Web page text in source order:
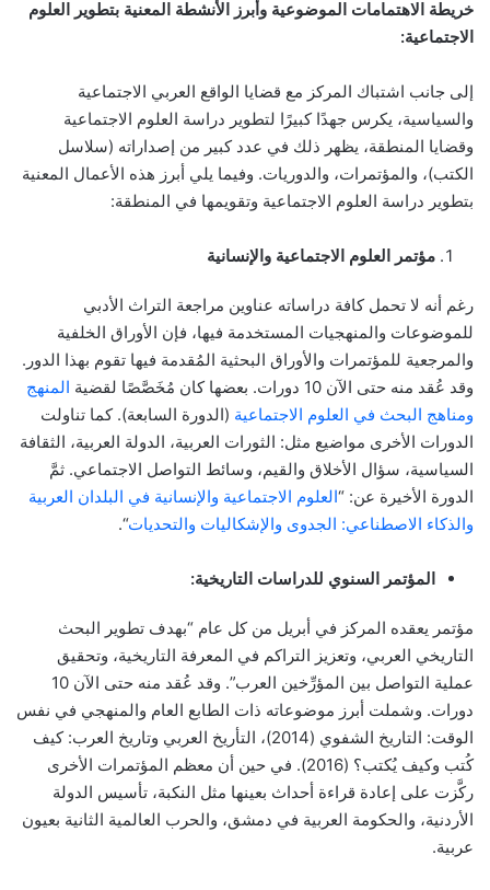
خريطة الاهتمامات الموضوعية وأبرز الأنشطة المعنية بتطوير العلوم
الاجتماعية:
إلى جانب اشتباك المركز مع قضايا الواقع العربي الاجتماعية
والسياسية، يكرس جهدًا كبيرًا لتطوير دراسة العلوم الاجتماعية
وقضايا المنطقة، يظهر ذلك في عدد كبير من إصداراته (سلاسل
الكتب)، والمؤتمرات، والدوريات. وفيما يلي أبرز هذه الأعمال المعنية
بتطوير دراسة العلوم الاجتماعية وتقويمها في المنطقة:
مؤتمر العلوم الاجتماعية والإنسانية
رغم أنه لا تحمل كافة دراساته عناوين مراجعة التراث الأدبي
للموضوعات والمنهجيات المستخدمة فيها، فإن الأوراق الخلفية
والمرجعية للمؤتمرات والأوراق البحثية المُقدمة فيها تقوم بهذا الدور.
وقد عُقد منه حتى الآن 10 دورات. بعضها كان مُخَصَّصًا لقضية
المنهج
ومناهج البحث في العلوم الاجتماعية (الدورة السابعة). كما تناولت
الدورات الأخرى مواضيع مثل: الثورات العربية، الدولة العربية، الثقافة
السياسية، سؤال الأخلاق والقيم، وسائط التواصل الاجتماعي. ثمَّ
الدورة الأخيرة عن: “العلوم الاجتماعية والإنسانية في البلدان العربية
والذكاء الاصطناعي: الجدوى والإشكاليات والتحديات“.
المؤتمر السنوي للدراسات التاريخية:
مؤتمر يعقده المركز في أبريل من كل عام “بهدف تطوير البحث
التاريخي العربي، وتعزيز التراكم في المعرفة التاريخية، وتحقيق
عملية التواصل بين المؤرِّخين العرب”. وقد عُقد منه حتى الآن 10
دورات. وشملت أبرز موضوعاته ذات الطابع العام والمنهجي في نفس
الوقت: التاريخ الشفوي (2014)، التأريخ العربي وتاريخ العرب: كيف
كُتب وكيف يُكتب؟ (2016). في حين أن معظم المؤتمرات الأخرى
ركَّزت على إعادة قراءة أحداث بعينها مثل النكبة، تأسيس الدولة
الأردنية، والحكومة العربية في دمشق، والحرب العالمية الثانية بعيون
عربية.